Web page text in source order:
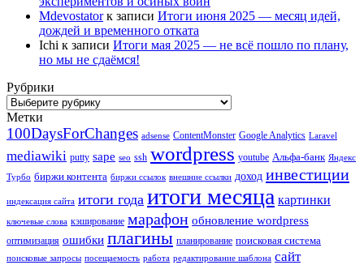
Mdevostatorк записи Итоги июня 2025 — месяц идей,
дождей и временного отката
Ichi к записи Итоги мая 2025 — не всё пошло по плану,
но мы не сдаёмся!
Рубрики
Рубрики
Метки
100DaysForChanges adsense ContentMonster Google Analytics Laravel
mediawiki putty sape seo ssh wordpress youtube Альфа-банк Яндекс
Турбо биржи контента биржи ссылок внешние ссылки доход инвестиции
индексация сайта итоги года итоги месяца картинки
ключевые слова кэширование марафон обновление wordpress
оптимизация ошибки плагины планирование поисковая система
поисковые запросы посещаемость работа редактирование шаблона сайт